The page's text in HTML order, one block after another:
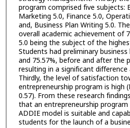
program comprised five subjects:
Marketing 5.0, Finance 5.0,
and, Business Plan Writing 5.0.
overall academic achievement of
5.0 being the subject of the
Students had preliminary
and 75.57%, before and after the
resulting in a significant
Thirdly, the level of satisfaction
entrepreneurship program is high
0.57). From these research
that an entrepreneurship
ADDIE model is suitable and
students for the launch of a